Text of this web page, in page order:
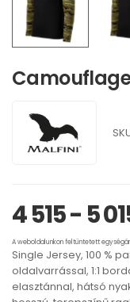
Camouflage
4 515 - 5
A weboldalunkon feltüntetett
Single Jersey, 100 %
oldalvarrással, 1:1
elasztánnal, hátsó